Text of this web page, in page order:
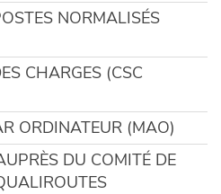
NORMALISÉS
CHARGES (CSC
ORDINATEUR (MAO)
DU COMITÉ DE